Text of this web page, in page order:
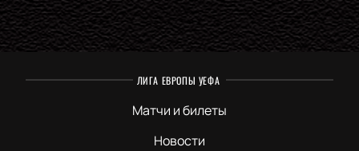
ЛИГА ЕВРОПЫ УЕФА
Матчи и билеты
Новости